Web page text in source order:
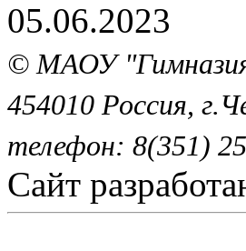
05.06.2023
© МАОУ
454010 Россия,
телефон: 8(351)
Сайт